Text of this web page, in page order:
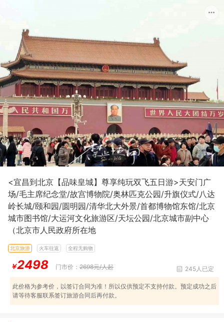
1/4
<宜昌到北京【品味皇城】尊享纯玩双飞五日游>天安门广
场/毛主席纪念堂/故宫博物院/奥林匹克公园/升旗仪式/八达
岭长城/颐和园/圆明园/清华北大外景/首都博物馆东馆/北京
城市图书馆/大运河文化旅游区/天坛公园/北京城市副中心
（北京市人民政府所在地
北京旅游 火车往返 全程无购物
￥2498 门市价： 2698元/人起 245人已定
此价格为参考价，以签订合同为准！所以仅供预定不支持付款。预定成功之后
请等待客服联系签订旅游合同后再付款。